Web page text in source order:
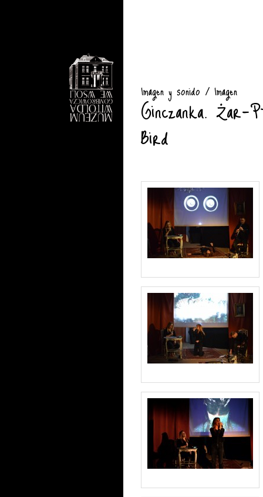
Imagen y sonido / Imagen
Ginczanka.
Bird